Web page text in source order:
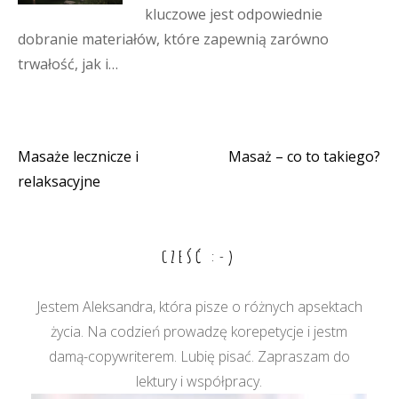
kluczowe jest odpowiednie
dobranie materiałów, które zapewnią zarówno
trwałość, jak i…
Nawigacja
Masaże lecznicze i
relaksacyjne
Masaż – co to takiego?
CZEŚĆ :-)
Jestem Aleksandra, która pisze o różnych apsektach
życia. Na codzień prowadzę korepetycje i jestm
damą-copywriterem. Lubię pisać. Zapraszam do
lektury i współpracy.